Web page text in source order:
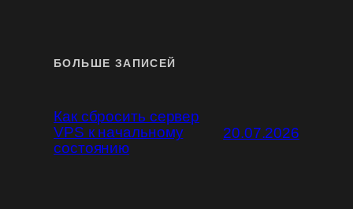
БОЛЬШЕ ЗАПИСЕЙ
Как сбросить сервер
VPS к начальному
состоянию
20.07.2026